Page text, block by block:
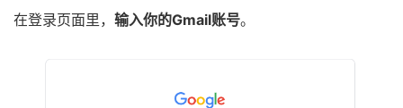
在登录页面里， 输入你的Gmail账号。